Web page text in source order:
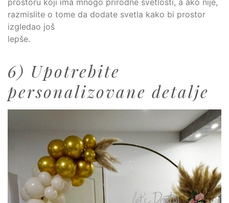
razmislite o tome da dodate svetla kako bi prostor
izgledao još
lepše.
6) Upotrebite
personalizovane detalje